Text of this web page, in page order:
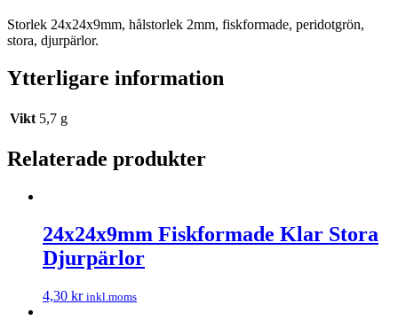
Storlek 24x24x9mm, hålstorlek 2mm, fiskformade, peridotgrön,
stora, djurpärlor.
Ytterligare information
Vikt 5,7 g
Relaterade produkter
24x24x9mm Fiskformade Klar Stora
Djurpärlor
4,30 kr inkl.moms